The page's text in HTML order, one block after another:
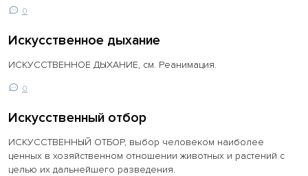
0
Искусственное дыхание
ИСКУССТВЕННОЕ ДЫХАНИЕ, см. Реанимация.
0
Искусственный отбор
ИСКУССТВЕННЫЙ ОТБОР, выбор человеком наиболее
ценных в хозяйственном отношении животных и растений с
целью их дальнейшего разведения.